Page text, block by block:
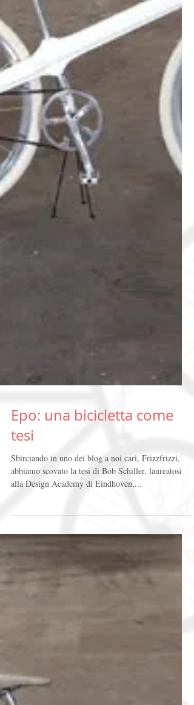
Epo: una bicicletta come
tesi
abbiamo scovato la tesi di Bob Schiller, laureatosi
alla Design Academy di Eindhoven,...